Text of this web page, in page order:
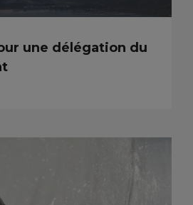
une délégation du